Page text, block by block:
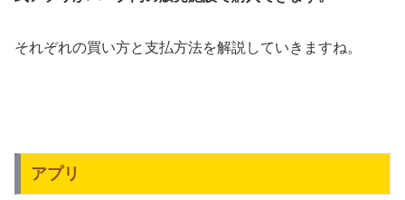
それぞれの買い方と支払方法を解説していきますね。
アプリ